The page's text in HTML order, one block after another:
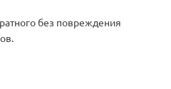
без повреждения